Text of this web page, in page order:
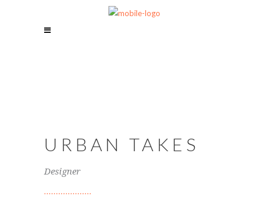
URBAN TAKES
Designer